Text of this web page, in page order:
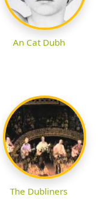
An Cat Dubh
The Dubliners